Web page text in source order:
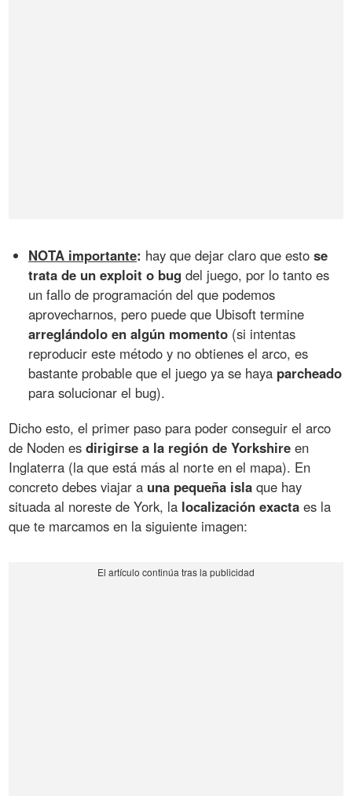
NOTA importante: hay que dejar claro que estose
trata de un exploit o bug del juego, por lo tanto es
un fallo de programación del que podemos
aprovecharnos, pero puede que Ubisoft termine
arreglándolo en algún momento (si intentas
reproducir este método y no obtienes el arco, es
bastante probable que el juego ya se haya parcheado
para solucionar el bug).
Dicho esto, el primer paso para poder conseguir el arco
de Noden esdirigirse a la región de Yorkshire en
Inglaterra (la que está más al norte en el mapa). En
concreto debes viajar a una pequeña isla que hay
situada al noreste de York, la localización exacta es la
que te marcamos en la siguiente imagen: